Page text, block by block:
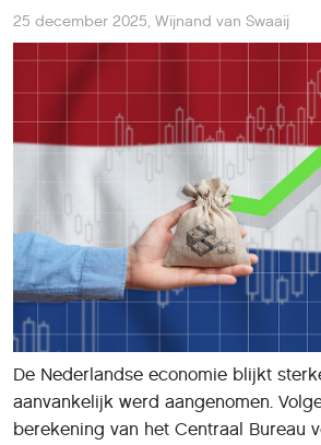
25 december 2025, Wijnand van Swaaij
De Nederlandse economie blijkt
aanvankelijk werd aangenomen.
berekening van het Centraal Bureau